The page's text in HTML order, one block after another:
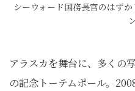
シーウォード国務長官のはず
アラスカを舞台に、多くの
の記念トーテムポール。